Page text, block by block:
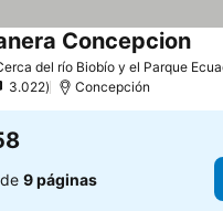
del río Biobío y el Parque
ConcepcionVer
3.022 Concepción
9 páginas